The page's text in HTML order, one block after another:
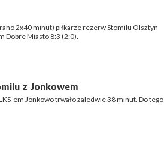
2x40 minut) piłkarze rezerw Stomilu Olsztyn
Dobre Miasto 8:3 (2:0).
z Jonkowem
em Jonkowo trwało zaledwie 38 minut. Do tego